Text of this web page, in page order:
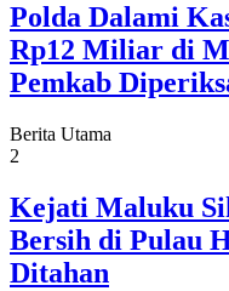
Polda Dalami
Rp12 Miliar di
Pemkab
Berita Utama
2
Kejati Maluku
Bersih di Pulau
Ditahan